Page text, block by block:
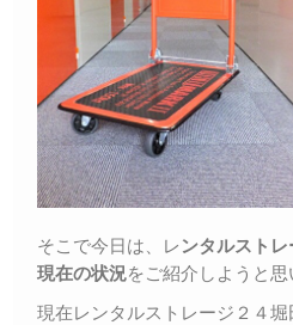
そこで今日は、レ ンタルスト
現在の状況をご紹介しようと思
現在レンタルストレージ２４